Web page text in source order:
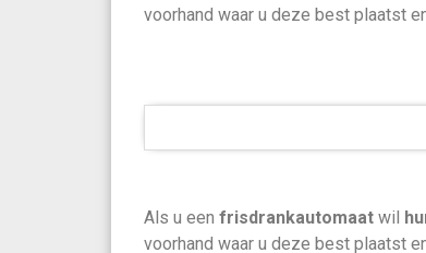
voorhand waar u deze best plaatst
Als u een frisdrankautomaat wil
voorhand waar u deze best plaatst